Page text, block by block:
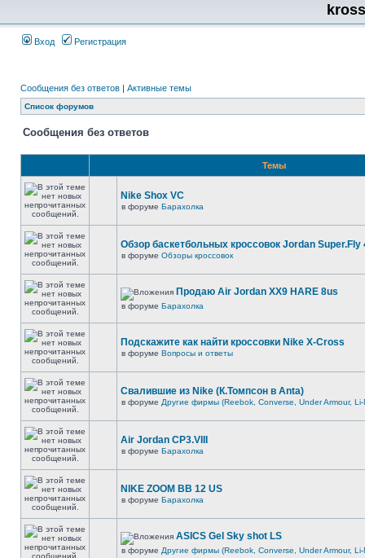
Вход Регистрация
Сообщения без ответов | Активные темы
Список форумов
Сообщения без ответов
Темы
Nike Shox VC
в форуме Барахолка
Обзор баскетбольных кроссовок Jordan Super.Fly
в форуме Обзоры кроссовок
Продаю Air Jordan XX9 HARE 8us
в форуме Барахолка
Подскажите как найти кроссовки Nike X-Cross
в форуме Вопросы и ответы
Свалившие из Nike (К.Томпсон в Anta)
в форуме Другие фирмы (Reebok, Converse, Under Armour, Li-
Air Jordan CP3.VIII
в форуме Барахолка
NIKE ZOOM BB 12 US
в форуме Барахолка
ASICS Gel Sky shot LS
в форуме Другие фирмы (Reebok, Converse, Under Armour, Li-